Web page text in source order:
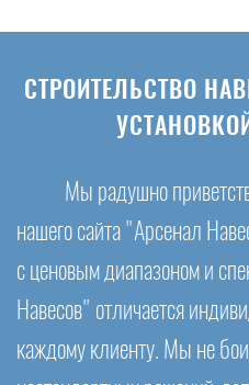
СТРОИТЕЛЬСТВО
Мы радушно
нашего сайта "Арсенал
с ценовым диапазоном и
Навесов" отличается
каждому клиенту. Мы не